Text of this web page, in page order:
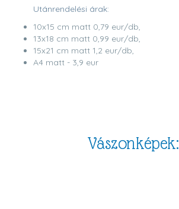
Utánrendelési árak:
10x15 cm matt 0,79 eur/db,
13x18 cm matt 0,99 eur/db,
15x21 cm matt 1,2 eur/db,
A4 matt - 3,9 eur
Vászonképek: